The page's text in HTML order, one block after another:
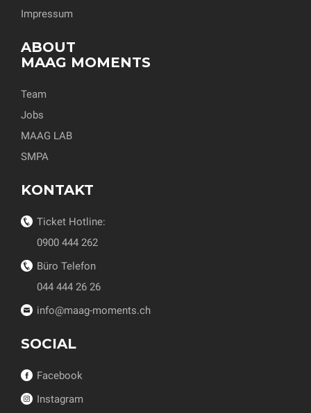
Impressum
ABOUT
MAAG MOMENTS
Team
Jobs
MAAG LAB
SMPA
KONTAKT
Ticket Hotline:
0900 444 262
Büro Telefon
044 444 26 26
info@maag-moments.ch
SOCIAL
Facebook
Instagram